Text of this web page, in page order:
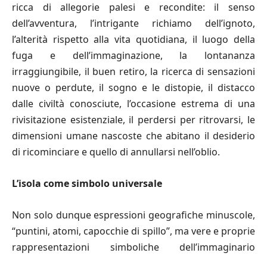
ricca di allegorie palesi e recondite: il senso
dell’avventura, l’intrigante richiamo dell’ignoto,
l’alterità rispetto alla vita quotidiana, il luogo della
fuga e dell’immaginazione, la lontananza
irraggiungibile, il buen retiro, la ricerca di sensazioni
nuove o perdute, il sogno e le distopie, il distacco
dalle civiltà conosciute, l’occasione estrema di una
rivisitazione esistenziale, il perdersi per ritrovarsi, le
dimensioni umane nascoste che abitano il desiderio
di ricominciare e quello di annullarsi nell’oblio.
L’isola come simbolo universale
Non solo dunque espressioni geografiche minuscole,
“puntini, atomi, capocchie di spillo”, ma vere e proprie
rappresentazioni simboliche dell’immaginario